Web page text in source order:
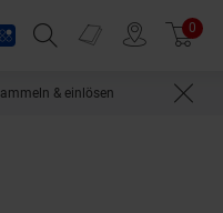
Suchfeld einblenden
Prospekte 0
bequem per Rechnung